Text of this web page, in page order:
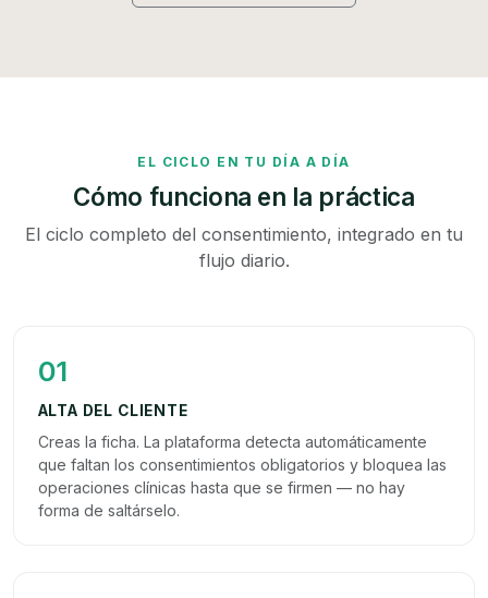
EL CICLO EN TU DÍA A DÍA
Cómo funciona en la práctica
El ciclo completo del consentimiento, integrado en tu
flujo diario.
01
ALTA DEL CLIENTE
Creas la ficha. La plataforma detecta automáticamente
que faltan los consentimientos obligatorios y bloquea las
operaciones clínicas hasta que se firmen — no hay
forma de saltárselo.